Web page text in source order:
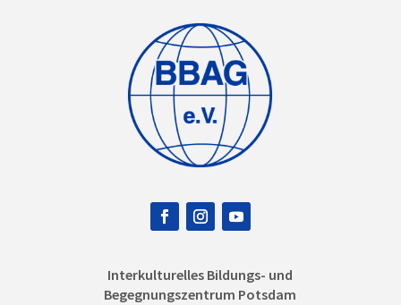
Interkulturelles Bildungs- und
Begegnungszentrum Potsdam